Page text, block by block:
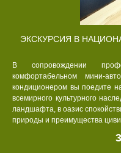
ЭКСКУРСИЯ В
В сопровождении
комфортабельном мини-
кондиционером вы поедите
всемирного культурного
ландшафта, в оазис
природы и преимущества